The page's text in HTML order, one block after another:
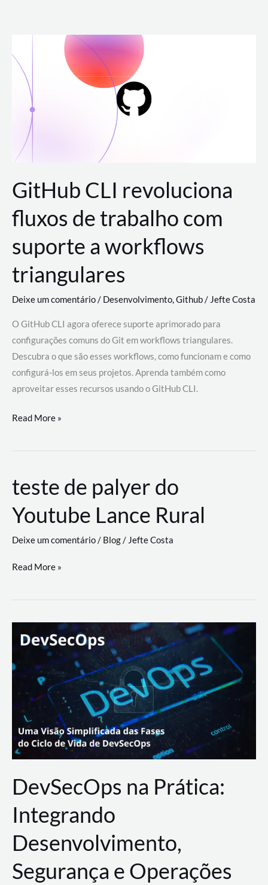
para
conteúdo
GitHub CLI revoluciona
fluxos de trabalho com
suporte a workflows
triangulares
Deixe um comentário/ Desenvolvimento,Github/ Jefte Costa
O GitHub CLI agora oferece suporte aprimorado para
configurações comuns do Git em workflows triangulares.
Descubra o que são esses workflows, como funcionam e como
configurá-los em seus projetos. Aprenda também como
aproveitar esses recursos usando o GitHub CLI.
GitHub
revoluciona
de
trabalho
com
a
workflows
Read More »
teste de palyer do
Youtube Lance Rural
Deixe um comentário/ Blog/ Jefte Costa
teste
palyer
Lance
Rural
Read More »
DevSecOps na Prática:
Integrando
Desenvolvimento,
Segurança e Operações